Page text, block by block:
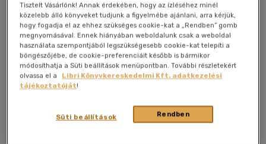
Angol(61)
Angol - magyar - orosz(1)
Angol-német-francia-
magyar(1)
Francia(4)
Horvát(1)
Macedon(1)
Temesvári
szakácskönyvek
Könyv
Tűsarok a konyhában
Tisztelt Vásárlónk! Annak érdekében, hogy az ízléséhez minél
közelebb álló könyveket tudjunk a figyelmébe ajánlani, arra kérjük,
hogy fogadja el az ehhez szükséges cookie-kat a „Rendben” gomb
megnyomásával. Ennek hiányában weboldalunk csak a weboldal
használata szempontjából legszükségesebb cookie-kat telepíti a
böngészőjébe, de cookie-preferenciáit később is bármikor
módosíthatja a Süti beállítások menüpontban. További részletekért
olvassa el a
Libri Könyvkereskedelmi Kft. adatkezelési
tájékoztatóját!
Rendben
Süti beállítások